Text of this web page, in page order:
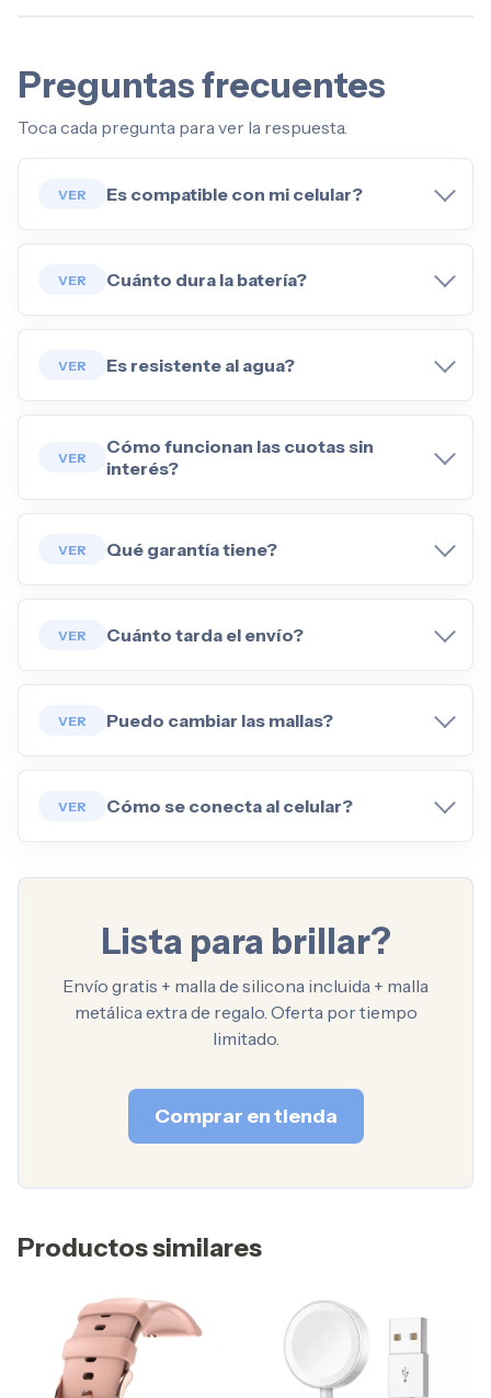
Preguntas frecuentes
Toca cada pregunta para ver la respuesta.
Es compatible con mi celular?
Cuánto dura la batería?
Es resistente al agua?
Cómo funcionan las cuotas sin
interés?
Qué garantía tiene?
Cuánto tarda el envío?
Puedo cambiar las mallas?
Cómo se conecta al celular?
Lista para brillar?
Envío gratis + malla de silicona incluida + malla
metálica extra de regalo. Oferta por tiempo
limitado.
Comprar en tienda
Productos similares